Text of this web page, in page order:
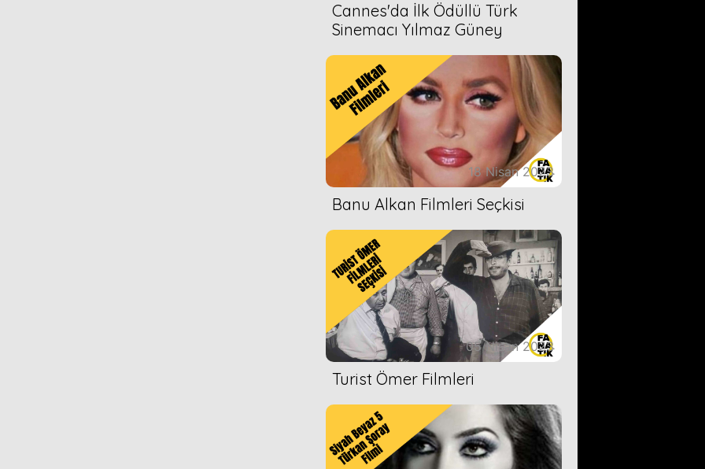
Cannes'da İlk Ödüllü Türk
Sinemacı Yılmaz Güney
18 Nisan 2023
Banu Alkan Filmleri Seçkisi
05 Nisan 2023
Turist Ömer Filmleri